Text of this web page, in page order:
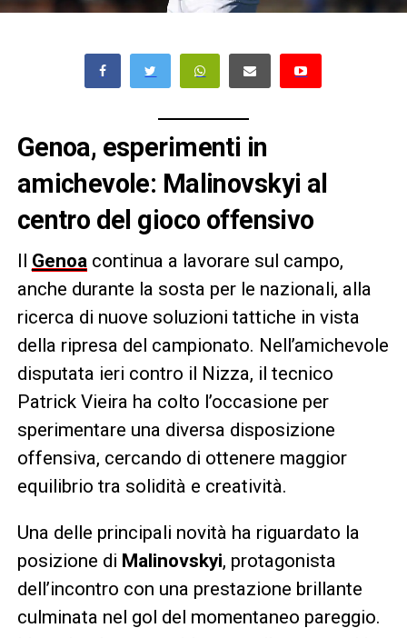
Genoa, esperimenti in
amichevole: Malinovskyi al
centro del gioco offensivo
Genoacontinua a lavorare sul campo,
anche durante la sosta per le nazionali, alla
ricerca di nuove soluzioni tattiche in vista
della ripresa del campionato. Nell’amichevole
disputata ieri contro il Nizza, il tecnico
Patrick Vieira ha colto l’occasione per
sperimentare una diversa disposizione
offensiva, cercando di ottenere maggior
equilibrio tra solidità e creatività.
Una delle principali novità ha riguardato la
posizione di Malinovskyi, protagonista
dell’incontro con una prestazione brillante
culminata nel gol del momentaneo pareggio.